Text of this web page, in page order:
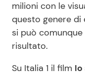
milioni con le
questo genere di
si può
risultato.
Su Italia 1 il film